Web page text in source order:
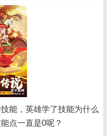
能，英雄学了技能为什么
点一直是0呢？